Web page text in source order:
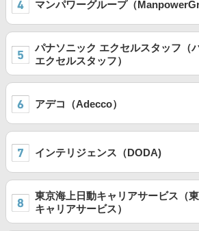
マンパワーグループ（
パナソニック エクセルスタッフ（
エクセルスタッフ）
アデコ（Adecco）
インテリジェンス（DODA)
東京海上日動キャリアサービス（
キャリアサービス）